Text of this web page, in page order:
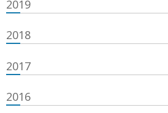
2019
2018
2017
2016